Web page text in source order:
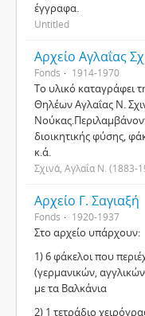
έγγραφα.
Untitled
Αρχείο Αγλαΐας
Fonds 1914-1970
Το υλικό καταγράφει
Θηλέων Αγλαΐας Ν.
διοικητικής φύσης,
κ.ά.
Σχινά, Αγλαΐα Ν. (1883-
Αρχείο Γ. Σαγιαξή
Fonds 1920-1937
Στο αρχείο υπάρχουν:
1) 6 φάκελοι που
(γερμανικών,
με τα Βαλκάνια
2) 1 τετράδιο